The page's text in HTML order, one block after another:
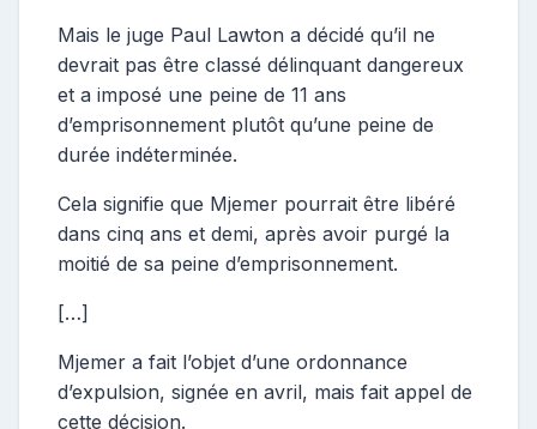
Mais le juge Paul Lawton a décidé qu’il ne
devrait pas être classé délinquant dangereux
et a imposé une peine de 11 ans
d’emprisonnement plutôt qu’une peine de
durée indéterminée.
Cela signifie que Mjemer pourrait être libéré
dans cinq ans et demi, après avoir purgé la
moitié de sa peine d’emprisonnement.
[…]
Mjemer a fait l’objet d’une ordonnance
d’expulsion, signée en avril, mais fait appel de
cette décision.